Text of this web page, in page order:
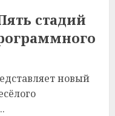
стадий
новый